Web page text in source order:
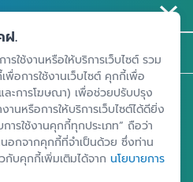
สคอมเพล็กซ์ ชั้น 25 - 27 เลขที่ 349
ขตจตุจักร กรุงเทพฯ 10900
ฝ.
รใช้งานหรือให้บริการเว็บไซต์ รวม
อการใช้งานเว็บไซต์ คุกกี้เพื่อ
และการโฆษณา) เพื่อช่วยปรับปรุง
านหรือการให้บริการเว็บไซต์ได้ดียิ่ง
รใช้งานคุกกี้ทุกประเภท” ถือว่า
อกจากคุกกี้ที่จำเป็นด้วย ซึ่งท่าน
กับคุกกี้เพิ่มเติมได้จาก นโยบายการ